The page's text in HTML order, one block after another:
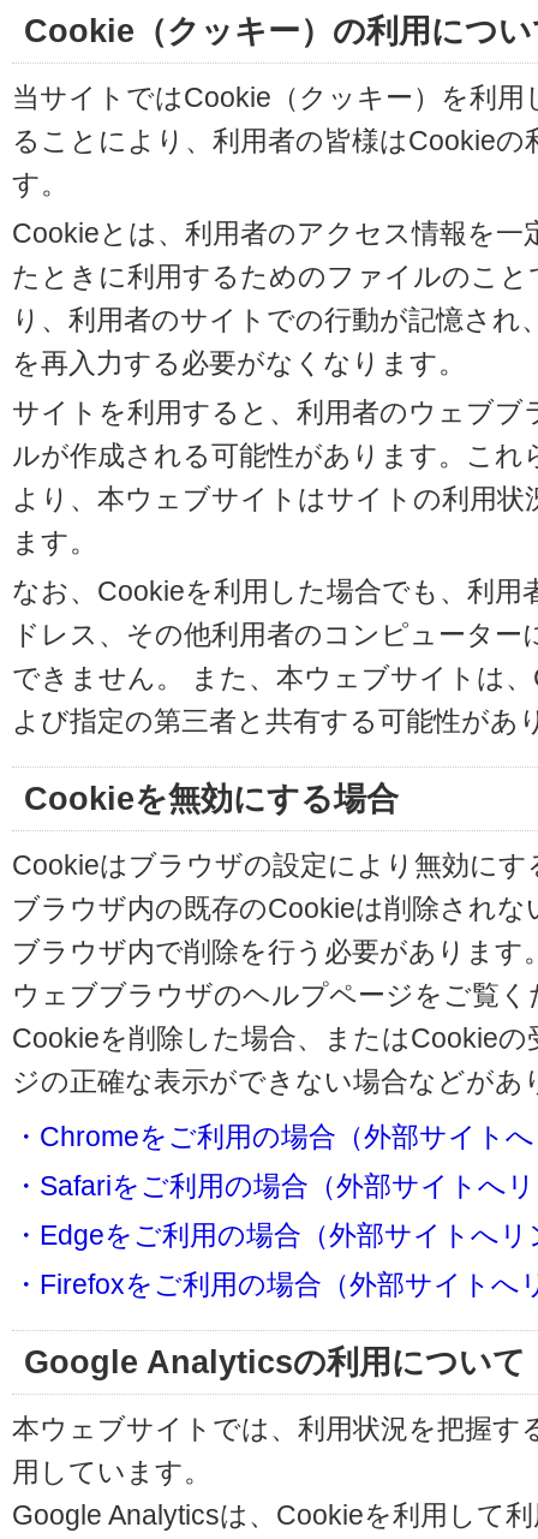
Cookie（クッキー）の利用につ
当サイトではCookie（クッキー）を利
ることにより、利用者の皆様はCookie
す。
Cookieとは、利用者のアクセス情報を
たときに利用するためのファイルのこ
り、利用者のサイトでの行動が記憶さ
を再入力する必要がなくなります。
サイトを利用すると、利用者のウェブ
ルが作成される可能性があります。こ
より、本ウェブサイトはサイトの利用
ます。
なお、Cookieを利用した場合でも、利用
ドレス、その他利用者のコンピュータ
できません。 また、本ウェブサイトは
よび指定の第三者と共有する可能性があ
Cookieを無効にする場合
Cookieはブラウザの設定により無効に
ブラウザ内の既存のCookieは削除され
ブラウザ内で削除を行う必要があります
ウェブブラウザのヘルプページをご覧く
Cookieを削除した場合、またはCookie
ジの正確な表示ができない場合などが
・Chromeをご利用の場合（外部サイト
・Safariをご利用の場合（外部サイトへ
・Edgeをご利用の場合（外部サイトへリ
・Firefoxをご利用の場合（外部サイトへ
Google Analyticsの利用について
本ウェブサイトでは、利用状況を把握す
用しています。
Google Analyticsは、Cookieを利用して